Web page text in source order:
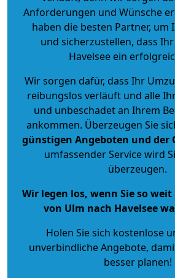
Anforderungen und Wünsche
haben die besten Partner, um
und sicherzustellen, dass
Havelsee ein
Wir sorgen dafür, dass Ihr
reibungslos verläuft und alle
und unbeschadet an Ihrem
ankommen. Überzeugen Sie
günstigen Angeboten und der
umfassender Service wird
überzeugen.
Wir legen los, wenn Sie so
von Ulm nach Havelsee
Holen Sie sich kostenlose
unverbindliche Angebote,
besser planen!